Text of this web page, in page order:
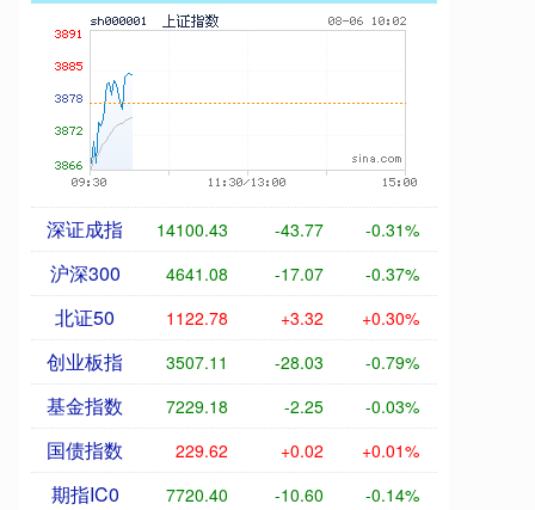
深证成指 14100.43 -43.77 -0.31%
沪深300 4641.08 -17.07 -0.37%
北证50 1122.78 +3.32 +0.30%
创业板指 3507.11 -28.03 -0.79%
基金指数 7229.18 -2.25 -0.03%
国债指数 229.62 +0.02 +0.01%
期指IC0 7720.40 -10.60 -0.14%